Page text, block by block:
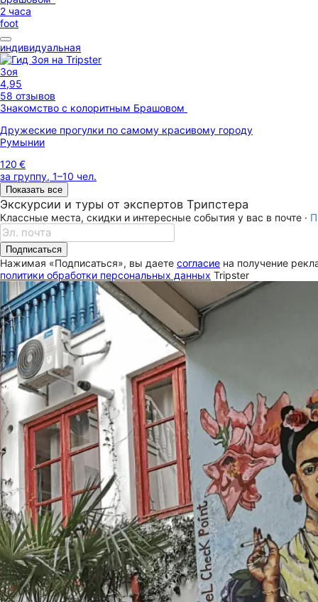
2 часа
foot
индивидуальная
Зоя
4,95
58 отзывов
Знакомство с колоритным Брашовом
Дружеские прогулки по самому красивому городу
Румынии
120 €
за группу, 1–10 чел.
Показать все
Экскурсии и туры от экспертов Трипстера
Классные места, скидки и интересные события у вас в почте ·
Подписаться
Нажимая «Подписаться», вы даете согласие на получение
политики обработки персональных данных Tripster